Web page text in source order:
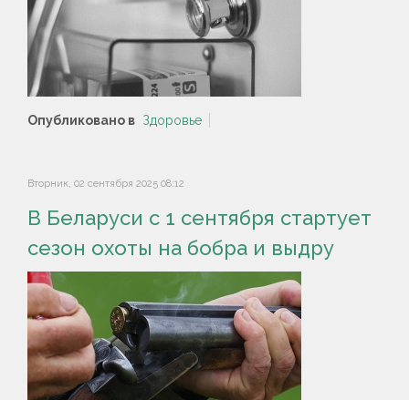
Опубликовано в Здоровье
Вторник, 02 сентября 2025 08:12
В Беларуси с 1 сентября стартует
сезон охоты на бобра и выдру